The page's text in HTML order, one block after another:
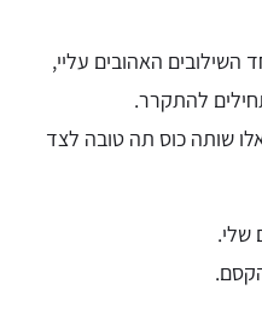
השילובים האהובים עליי,
להתקרר.
שותה כוס תה טובה לצד
שלי.